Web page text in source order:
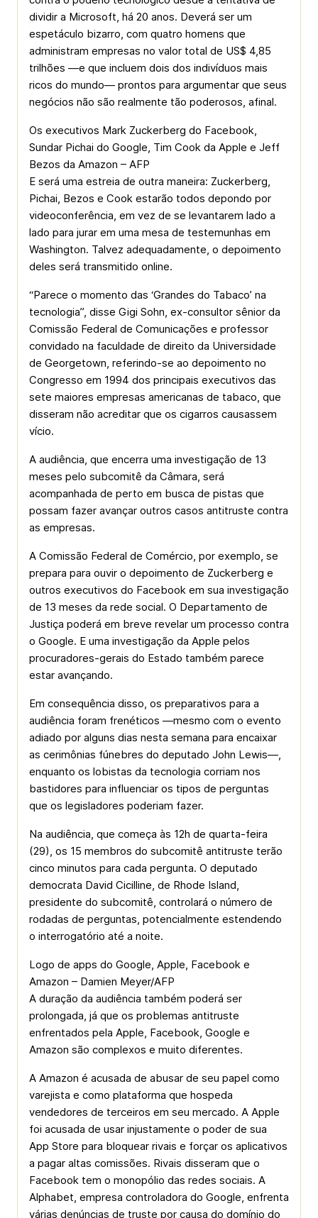
dividir a Microsoft, há 20 anos. Deverá ser um
espetáculo bizarro, com quatro homens que
administram empresas no valor total de US$ 4,85
trilhões —e que incluem dois dos indivíduos mais
ricos do mundo— prontos para argumentar que seus
negócios não são realmente tão poderosos, afinal.
Os executivos Mark Zuckerberg do Facebook,
Sundar Pichai do Google, Tim Cook da Apple e Jeff
Bezos da Amazon – AFP
E será uma estreia de outra maneira: Zuckerberg,
Pichai, Bezos e Cook estarão todos depondo por
videoconferência, em vez de se levantarem lado a
lado para jurar em uma mesa de testemunhas em
Washington. Talvez adequadamente, o depoimento
deles será transmitido online.
“Parece o momento das ‘Grandes do Tabaco’ na
tecnologia”, disse Gigi Sohn, ex-consultor sênior da
Comissão Federal de Comunicações e professor
convidado na faculdade de direito da Universidade
de Georgetown, referindo-se ao depoimento no
Congresso em 1994 dos principais executivos das
sete maiores empresas americanas de tabaco, que
disseram não acreditar que os cigarros causassem
vício.
A audiência, que encerra uma investigação de 13
meses pelo subcomitê da Câmara, será
acompanhada de perto em busca de pistas que
possam fazer avançar outros casos antitruste contra
as empresas.
A Comissão Federal de Comércio, por exemplo, se
prepara para ouvir o depoimento de Zuckerberg e
outros executivos do Facebook em sua investigação
de 13 meses da rede social. O Departamento de
Justiça poderá em breve revelar um processo contra
o Google. E uma investigação da Apple pelos
procuradores-gerais do Estado também parece
estar avançando.
Em consequência disso, os preparativos para a
audiência foram frenéticos —mesmo com o evento
adiado por alguns dias nesta semana para encaixar
as cerimônias fúnebres do deputado John Lewis—,
enquanto os lobistas da tecnologia corriam nos
bastidores para influenciar os tipos de perguntas
que os legisladores poderiam fazer.
Na audiência, que começa às 12h de quarta-feira
(29), os 15 membros do subcomitê antitruste terão
cinco minutos para cada pergunta. O deputado
democrata David Cicilline, de Rhode Island,
presidente do subcomitê, controlará o número de
rodadas de perguntas, potencialmente estendendo
o interrogatório até a noite.
Logo de apps do Google, Apple, Facebook e
Amazon – Damien Meyer/AFP
A duração da audiência também poderá ser
prolongada, já que os problemas antitruste
enfrentados pela Apple, Facebook, Google e
Amazon são complexos e muito diferentes.
A Amazon é acusada de abusar de seu papel como
varejista e como plataforma que hospeda
vendedores de terceiros em seu mercado. A Apple
foi acusada de usar injustamente o poder de sua
App Store para bloquear rivais e forçar os aplicativos
a pagar altas comissões. Rivais disseram que o
Facebook tem o monopólio das redes sociais. A
Alphabet, empresa controladora do Google, enfrenta
várias denúncias de truste por causa do domínio do